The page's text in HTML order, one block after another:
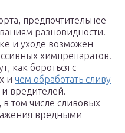
предпочтительнее
разновидности.
и уходе возможен
химпрепаратов.
как бороться с
и чем обработать сливу
и вредителей.
том числе сливовых
вредными